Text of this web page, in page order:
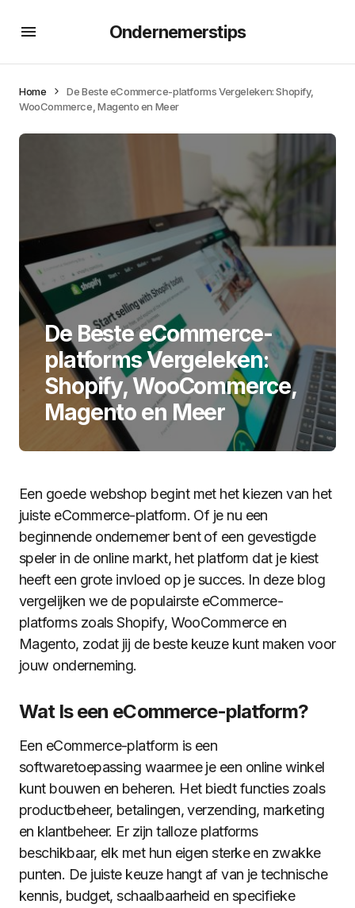
Ondernemerstips
Home
De Beste eCommerce-platforms Vergeleken: Shopify,
WooCommerce, Magento en Meer
De Beste eCommerce-
platforms Vergeleken:
Shopify, WooCommerce,
Magento en Meer
Een goede webshop begint met het kiezen van het
juiste eCommerce-platform. Of je nu een
beginnende ondernemer bent of een gevestigde
speler in de online markt, het platform dat je kiest
heeft een grote invloed op je succes. In deze blog
vergelijken we de populairste eCommerce-
platforms zoals Shopify, WooCommerce en
Magento, zodat jij de beste keuze kunt maken voor
jouw onderneming.
Wat Is een eCommerce-platform?
Een eCommerce-platform is een
softwaretoepassing waarmee je een online winkel
kunt bouwen en beheren. Het biedt functies zoals
productbeheer, betalingen, verzending, marketing
en klantbeheer. Er zijn talloze platforms
beschikbaar, elk met hun eigen sterke en zwakke
punten. De juiste keuze hangt af van je technische
kennis, budget, schaalbaarheid en specifieke